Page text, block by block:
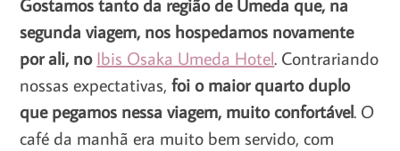
segunda viagem, nos hospedamos novamente
por ali, noIbis Osaka Umeda Hotel. Contrariando
nossas expectativas,foi o maior quarto duplo
que pegamos nessa viagem, muito confortável. O
café da manhã era muito bem servido, com